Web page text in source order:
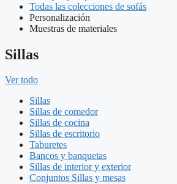
Todas las colecciones de sofás
Personalización
Muestras de materiales
Sillas
Ver todo
Sillas
Sillas de comedor
Sillas de cocina
Sillas de escritorio
Taburetes
Bancos y banquetas
Sillas de interior y exterior
Conjuntos Sillas y mesas